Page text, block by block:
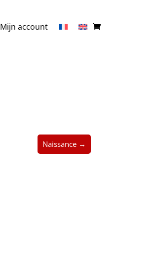
Mijn account
Naissance →